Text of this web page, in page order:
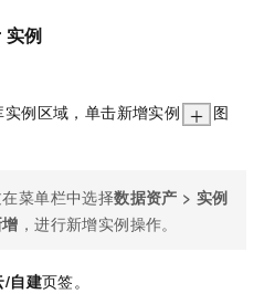
实例
例区域，单击新增实例
图
菜单栏中选择数据资产 >实例
，进行新增实例操作。
/自建页签。